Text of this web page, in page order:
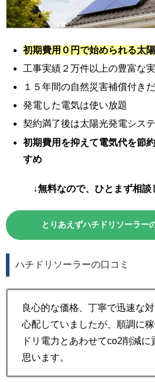
初期費用０円で始められる太
工事実績２万件以上の豊富な
１５年間の自然災害補償付き
発電した電気は使い放題
契約満了後は太陽光発電シス
初期費用を抑えて電気代を節
すめ
↓無料なので、ひとまず相談
とりあえずハチドリソーラー
ハチドリソーラーの口コミ
良心的な価格、丁寧で迅速な
心配していましたが、順調に
ドリ電力とあわせてco2削減に
思います。